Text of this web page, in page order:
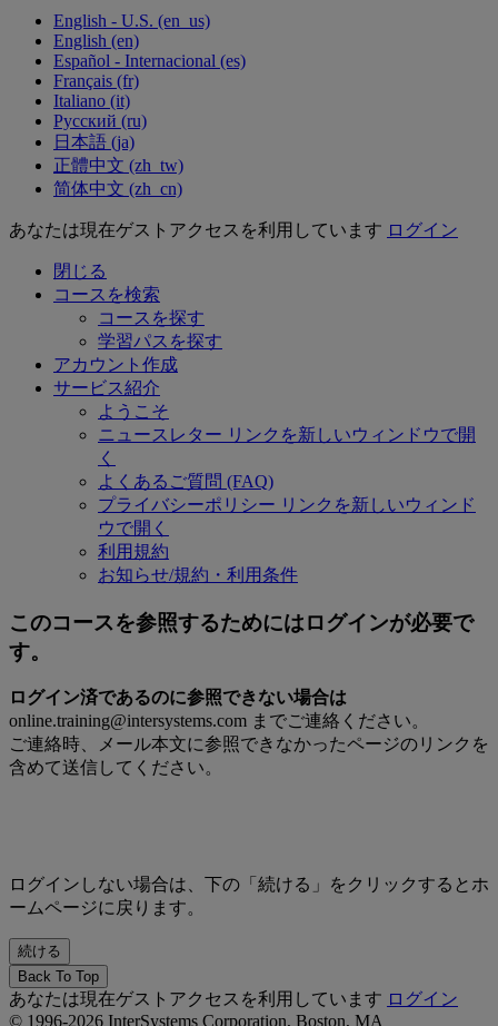
English - U.S. ‎(en_us)‎
English ‎(en)‎
Español - Internacional ‎(es)‎
Français ‎(fr)‎
Italiano ‎(it)‎
Русский ‎(ru)‎
日本語 ‎(ja)‎
正體中文 ‎(zh_tw)‎
简体中文 ‎(zh_cn)‎
あなたは現在ゲストアクセスを利用しています ログイン
閉じる
コースを検索
コースを探す
学習パスを探す
アカウント作成
サービス紹介
ようこそ
ニュースレター リンクを新しいウィンドウで開
く
よくあるご質問 (FAQ)
プライバシーポリシー リンクを新しいウィンド
ウで開く
利用規約
お知らせ/規約・利用条件
このコースを参照するためにはログインが必要で
す。
ログイン済であるのに参照できない場合は
online.training@intersystems.com までご連絡ください。
ご連絡時、メール本文に参照できなかったページのリンクを
含めて送信してください。
ログインしない場合は、下の「続ける」をクリックするとホ
ームページに戻ります。
Back To Top
あなたは現在ゲストアクセスを利用しています ログイン
© 1996-2026 InterSystems Corporation, Boston, MA